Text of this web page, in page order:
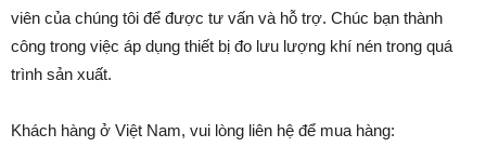
viên của chúng tôi để được tư vấn và hỗ trợ. Chúc bạn thành
công trong việc áp dụng thiết bị đo lưu lượng khí nén trong quá
trình sản xuất.
Khách hàng ở Việt Nam, vui lòng liên hệ để mua hàng: